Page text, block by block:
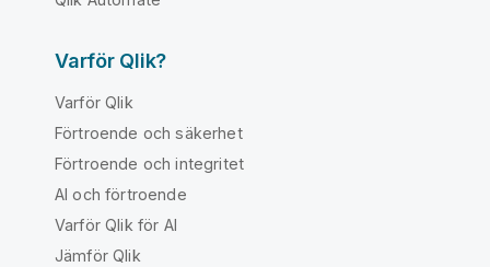
Varför Qlik?
Varför Qlik
Förtroende och säkerhet
Förtroende och integritet
AI och förtroende
Varför Qlik för AI
Jämför Qlik